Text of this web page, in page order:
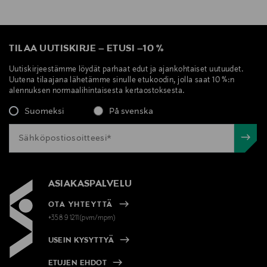
TILAA UUTISKIRJE – ETUSI –10 %
Uutiskirjeestämme löydät parhaat edut ja ajankohtaiset uutuudet.
Uutena tilaajana lähetämme sinulle etukoodin, jolla saat 10 %:n
alennuksen normaalihintaisesta kertaostoksesta.
Suomeksi På svenska
ASIAKASPALVELU
OTA YHTEYTTÄ
+358 9 1211(pvm/mpm)
USEIN KYSYTTYÄ
ETUJEN EHDOT